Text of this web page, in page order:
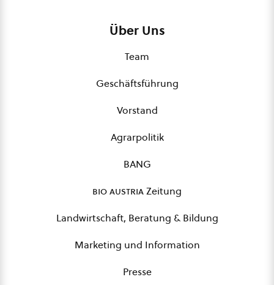
Über Uns
Team
Geschäftsführung
Vorstand
Agrarpolitik
BANG
bio austriaZeitung
Landwirtschaft, Beratung & Bildung
Marketing und Information
Presse